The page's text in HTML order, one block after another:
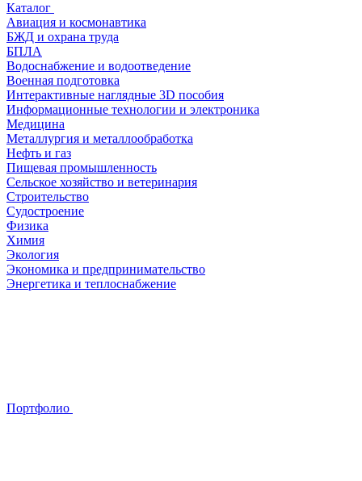
Каталог
Авиация и космонавтика
БЖД и охрана труда
БПЛА
Водоснабжение и водоотведение
Военная подготовка
Интерактивные наглядные 3D пособия
Информационные технологии и электроника
Медицина
Металлургия и металлообработка
Нефть и газ
Пищевая промышленность
Сельское хозяйство и ветеринария
Строительство
Судостроение
Физика
Химия
Экология
Экономика и предпринимательство
Энергетика и теплоснабжение
Портфолио